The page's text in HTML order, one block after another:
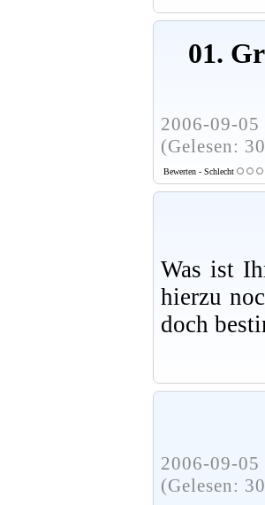
01.
2006-09-
(Gelesen:
Bewerten - Schlecht
Was ist
hierzu
doch
2006-09-
(Gelesen: